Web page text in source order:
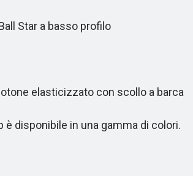
Star a basso profilo
elasticizzato con scollo a barca
disponibile in una gamma di colori.